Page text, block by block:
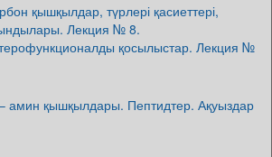
қышқылдар, түрлері қасиеттері,
Лекция № 8.
қосылыстар. Лекция №
амин қышқылдары. Пептидтер. Ақуыздар